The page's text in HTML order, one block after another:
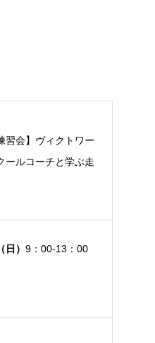
習会】ヴィクトワー
ールコーチと学ぶ走
） 9：00-13：00